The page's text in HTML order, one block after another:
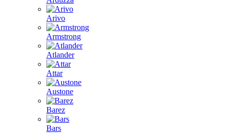
Arivo
Armstrong
Atlander
Attar
Austone
Barez
Bars